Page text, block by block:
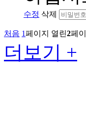
수정 삭제
처음 1페이지 열린2페이
더보기 +